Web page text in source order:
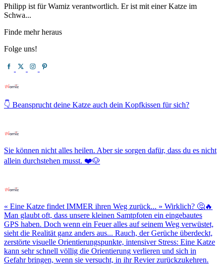
Philipp ist für Wamiz verantwortlich. Er ist mit einer Katze im
Schwa...
Finde mehr heraus
Folge uns!
👇 Beansprucht deine Katze auch dein Kopfkissen für sich?
Sie können nicht alles heilen. Aber sie sorgen dafür, dass du es nicht
allein durchstehen musst. ❤️🐶
« Eine Katze findet IMMER ihren Weg zurück... » Wirklich? 🤔🔥
Man glaubt oft, dass unsere kleinen Samtpfoten ein eingebautes
GPS haben. Doch wenn ein Feuer alles auf seinem Weg verwüstet,
sieht die Realität ganz anders aus... Rauch, der Gerüche überdeckt,
zerstörte visuelle Orientierungspunkte, intensiver Stress: Eine Katze
kann sehr schnell völlig die Orientierung verlieren und sich in
Gefahr bringen, wenn sie versucht, in ihr Revier zurückzukehren.